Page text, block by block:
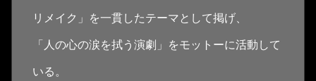
リメイク」を一貫したテーマとして掲げ、
「人の心の涙を拭う演劇」をモットーに活動して
いる。